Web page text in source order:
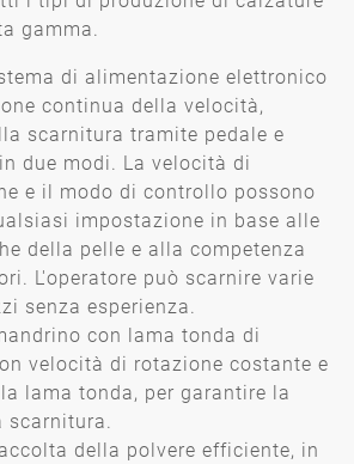
gamma.
di alimentazione elettronico
continua della velocità,
scarnitura tramite pedale e
due modi. La velocità di
e il modo di controllo possono
impostazione in base alle
della pelle e alla competenza
L'operatore può scarnire varie
senza esperienza.
con lama tonda di
velocità di rotazione costante e
lama tonda, per garantire la
scarnitura.
della polvere efficiente, in